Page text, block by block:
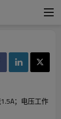
；电压工作